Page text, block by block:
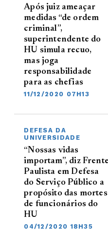
Após juiz ameaçar
medidas “de ordem
criminal”,
superintendente do
HU simula recuo,
mas joga
responsabilidade
para as chefias
11/12/2020 07H13
DEFESA DA
UNIVERSIDADE
“Nossas vidas
importam”, diz Frente
Paulista em Defesa
do Serviço Público a
propósito das mortes
de funcionários do
HU
04/12/2020 18H35